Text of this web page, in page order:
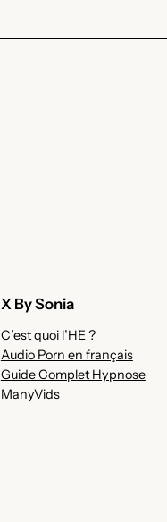
X By Sonia
C’est quoi l’HE ?
Audio Porn en français
Guide Complet Hypnose
ManyVids